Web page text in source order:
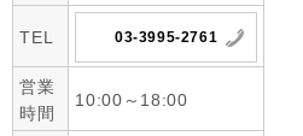
TEL 03-3995-2761
営業
時間
10:00～18:00